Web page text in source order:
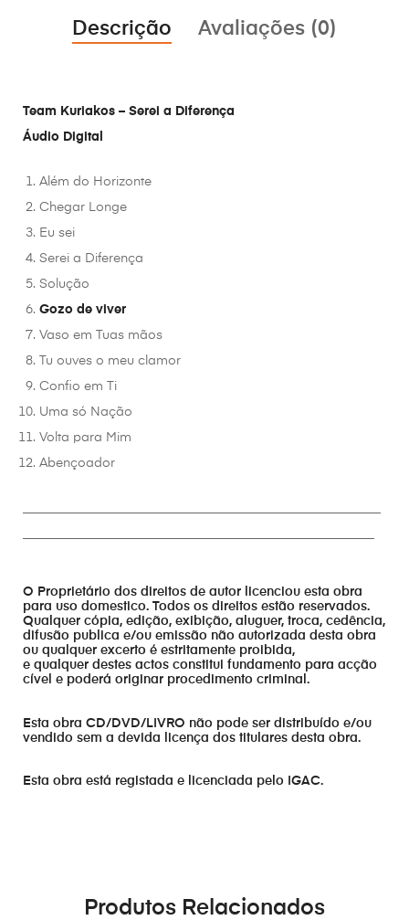
Descrição Avaliações (0)
Team Kuriakos – Serei a Diferença
Áudio Digital
Além do Horizonte
Chegar Longe
Eu sei
Serei a Diferença
Solução
Gozo de viver
Vaso em Tuas mãos
Tu ouves o meu clamor
Confio em Ti
Uma só Nação
Volta para Mim
Abençoador
O Proprietário dos direitos de autor licenciou esta obra
para uso domestico. Todos os direitos estão reservados.
Qualquer cópia, edição, exibição, aluguer, troca, cedência,
difusão publica e/ou emissão não autorizada desta obra
ou qualquer excerto é estritamente proibida,
e qualquer destes actos constitui fundamento para acção
cível e poderá originar procedimento criminal.
Esta obra CD/DVD/LIVRO não pode ser distribuído e/ou
vendido sem a devida licença dos titulares desta obra.
Esta obra está registada e licenciada pelo IGAC.
Produtos Relacionados